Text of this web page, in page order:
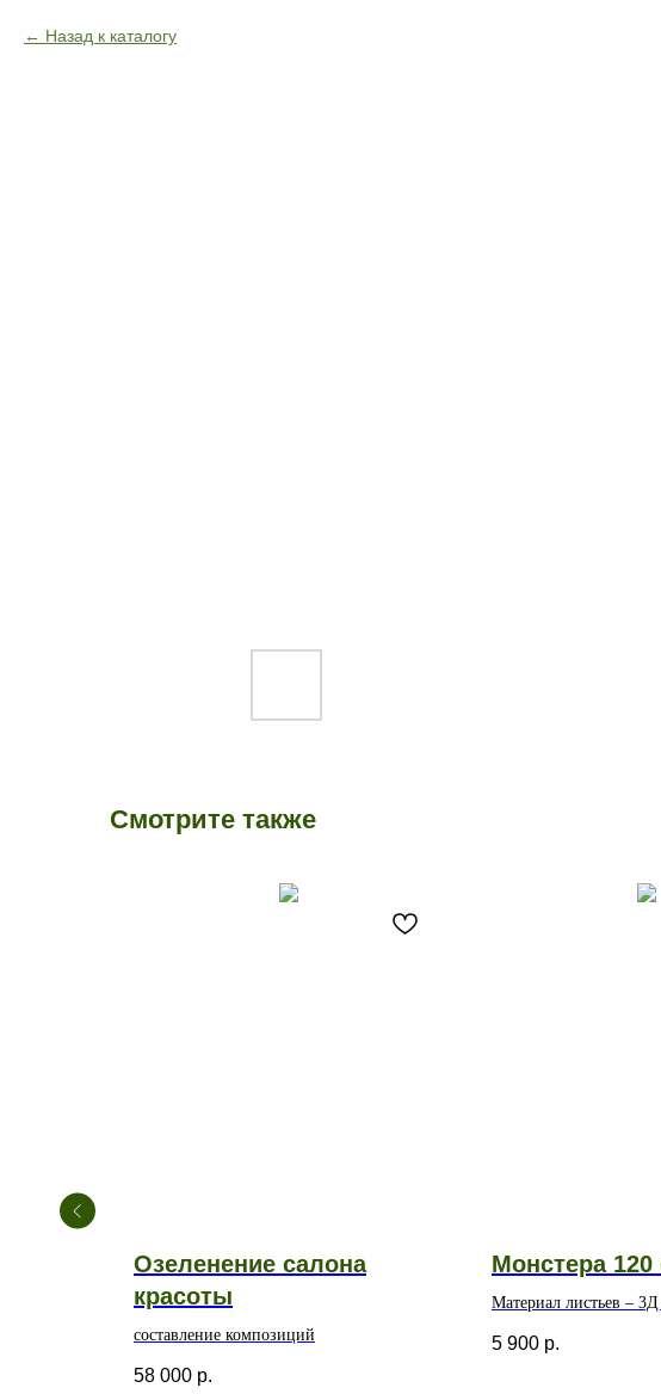
Назад к каталогу
Смотрите также
Озеленение салона
красоты
составление композиций
58 000 р.
Монстера 120
Материал листьев – 3Д
полимерном волокне
5 900 р.